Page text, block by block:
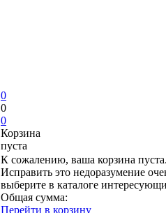
0
0
0
Корзина
пуста
К сожалению, ваша корзина пуста.
Исправить это недоразумение
выберите в каталоге
Общая сумма:
Перейти в корзину